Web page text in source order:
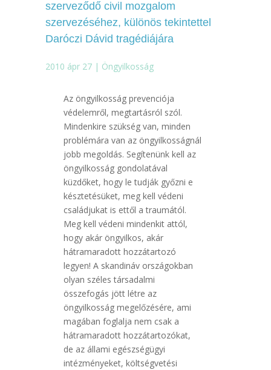
szerveződő civil mozgalom
szervezéséhez, különös tekintettel
Daróczi Dávid tragédiájára
2010 ápr 27| Öngyilkosság
Az öngyilkosság prevenciója
védelemről, megtartásról szól.
Mindenkire szükség van, minden
problémára van az öngyilkosságnál
jobb megoldás. Segítenünk kell az
öngyilkosság gondolatával
küzdőket, hogy le tudják győzni e
késztetésüket, meg kell védeni
családjukat is ettől a traumától.
Meg kell védeni mindenkit attól,
hogy akár öngyilkos, akár
hátramaradott hozzátartozó
legyen! A skandináv országokban
olyan széles társadalmi
összefogás jött létre az
öngyilkosság megelőzésére, ami
magában foglalja nem csak a
hátramaradott hozzátartozókat,
de az állami egészségügyi
intézményeket, költségvetési